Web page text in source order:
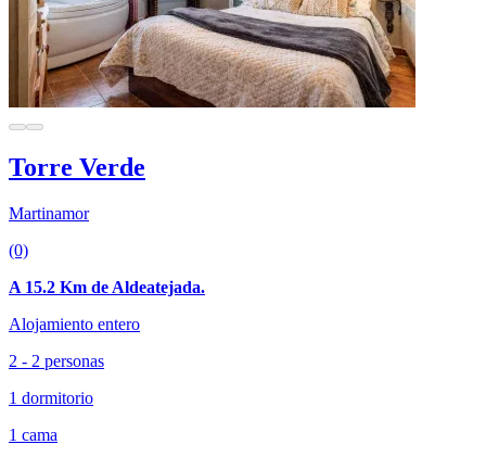
Torre Verde
Martinamor
(0)
A 15.2 Km de Aldeatejada.
Alojamiento entero
2 - 2 personas
1 dormitorio
1 cama